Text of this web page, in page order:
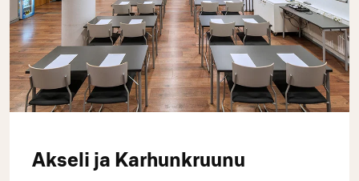
Akseli ja Karhunkruunu